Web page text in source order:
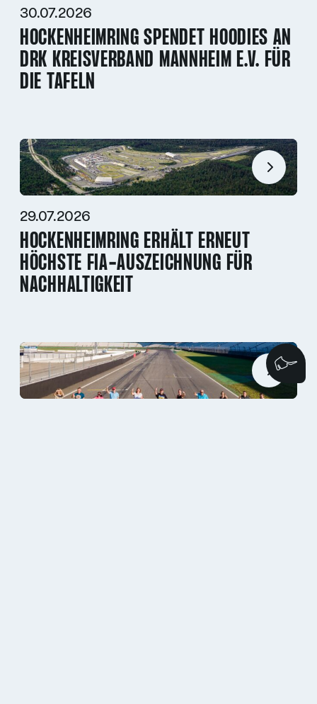
30.07.2026
HOCKENHEIMRING SPENDET HOODIES AN
DRK KREISVERBAND MANNHEIM E.V. FÜR
DIE TAFELN
29.07.2026
HOCKENHEIMRING ERHÄLT ERNEUT
HÖCHSTE FIA-AUSZEICHNUNG FÜR
NACHHALTIGKEIT